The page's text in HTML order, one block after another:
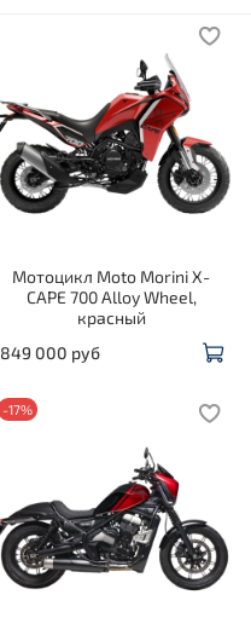
Мотоцикл Moto Morini X-
CAPE 700 Alloy Wheel,
красный
849 000 руб
-17%